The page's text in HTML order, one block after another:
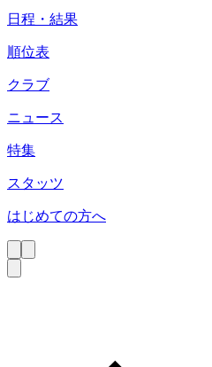
日程・結果
順位表
クラブ
ニュース
特集
スタッツ
はじめての方へ